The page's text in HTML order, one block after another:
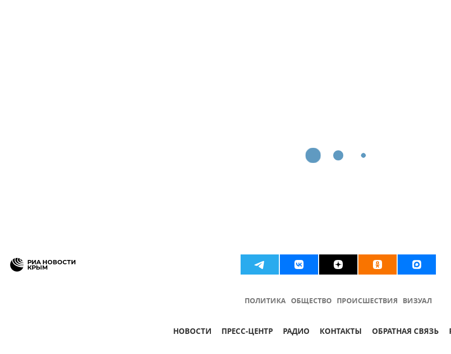
ПОЛИТИКА ОБЩЕСТВО ПРОИСШЕСТВИЯ ВИЗУАЛ
НОВОСТИ ПРЕСС-ЦЕНТР РАДИО КОНТАКТЫ ОБРАТНАЯ СВЯЗЬ